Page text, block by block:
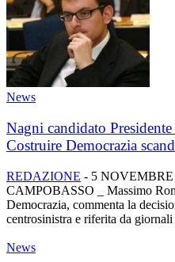
News
Nagni candidato
Costruire Democrazia
REDAZIONE - 5 NOVEMBRE
CAMPOBASSO _ Massimo
Democrazia, commenta la
centrosinistra e riferita da giornali
News